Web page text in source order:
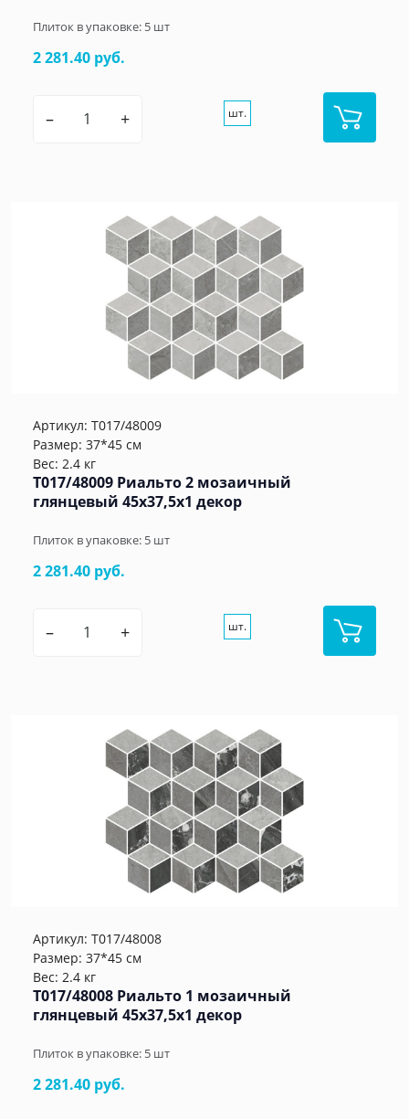
Плиток в упаковке: 5 шт
2 281.40 руб.
– + шт.
Артикул: T017/48009
Размер: 37*45 см
Вес: 2.4 кг
T017/48009 Риальто 2 мозаичный
глянцевый 45x37,5x1 декор
Плиток в упаковке: 5 шт
2 281.40 руб.
– + шт.
Артикул: T017/48008
Размер: 37*45 см
Вес: 2.4 кг
T017/48008 Риальто 1 мозаичный
глянцевый 45x37,5x1 декор
Плиток в упаковке: 5 шт
2 281.40 руб.